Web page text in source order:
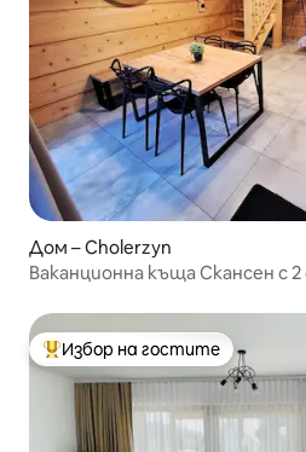
Дом – Cholerzyn
Ваканционна къща Скансен с 2
Най-популярен избор на
Избор на гостите